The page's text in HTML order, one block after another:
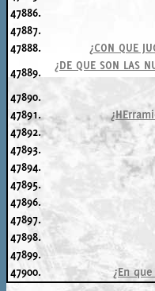
47886.
47887.
47888.
¿CON QUE
47889.
¿DE QUE SON LAS
47890.
47891.
47892.
47893.
47894.
47895.
47896.
47897.
47898.
47899.
47900.
¿En